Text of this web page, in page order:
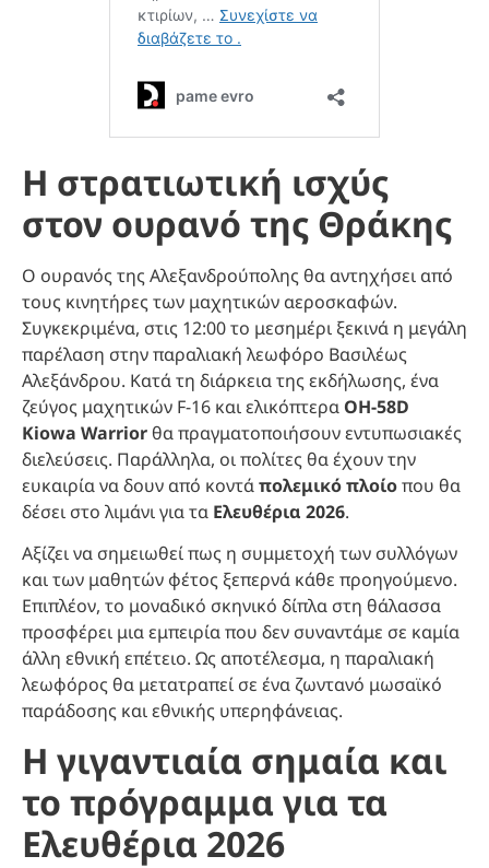
Η στρατιωτική ισχύς
στον ουρανό της Θράκης
Ο ουρανός της Αλεξανδρούπολης θα αντηχήσει από
τους κινητήρες των μαχητικών αεροσκαφών.
Συγκεκριμένα, στις 12:00 το μεσημέρι ξεκινά η μεγάλη
παρέλαση στην παραλιακή λεωφόρο Βασιλέως
Αλεξάνδρου. Κατά τη διάρκεια της εκδήλωσης, ένα
ζεύγος μαχητικών F-16 και ελικόπτερα OH-58D
Kiowa Warrior θα πραγματοποιήσουν εντυπωσιακές
διελεύσεις. Παράλληλα, οι πολίτες θα έχουν την
ευκαιρία να δουν από κοντάπολεμικό πλοίοπου θα
δέσει στο λιμάνι για τα Ελευθέρια 2026.
Αξίζει να σημειωθεί πως η συμμετοχή των συλλόγων
και των μαθητών φέτος ξεπερνά κάθε προηγούμενο.
Επιπλέον, το μοναδικό σκηνικό δίπλα στη θάλασσα
προσφέρει μια εμπειρία που δεν συναντάμε σε καμία
άλλη εθνική επέτειο. Ως αποτέλεσμα, η παραλιακή
λεωφόρος θα μετατραπεί σε ένα ζωντανό μωσαϊκό
παράδοσης και εθνικής υπερηφάνειας.
Η γιγαντιαία σημαία και
το πρόγραμμα για τα
Ελευθέρια 2026